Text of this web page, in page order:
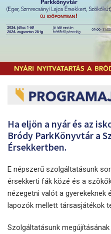
Ha eljön a nyár és az
Bródy ParkKönyvtár a
Érsekkertben.
E népszerű szolgáltatásunk
érsekkerti fák közé és a
nézegetni valót a gyerekeknek
lapozók mellett társasjátékok
Szolgáltatásunk